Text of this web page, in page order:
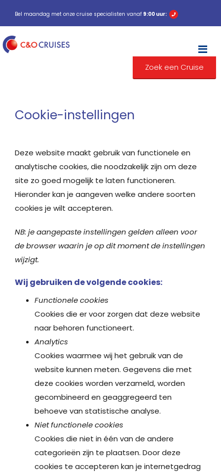
Bel maandag met onze cruise specialisten vanaf 9:00 uur:
Zoek een Cruise
Cookie-instellingen
Deze website maakt gebruik van functionele en
analytische cookies, die noodzakelijk zijn om deze
site zo goed mogelijk te laten functioneren.
Hieronder kan je aangeven welke andere soorten
cookies je wilt accepteren.
NB: je aangepaste instellingen gelden alleen voor
de browser waarin je op dit moment de instellingen
wijzigt.
Wij gebruiken de volgende cookies:
Functionele cookies
Cookies die er voor zorgen dat deze website
naar behoren functioneert.
Analytics
Cookies waarmee wij het gebruik van de
website kunnen meten. Gegevens die met
deze cookies worden verzameld, worden
gecombineerd en geaggregeerd ten
behoeve van statistische analyse.
Niet functionele cookies
Cookies die niet in één van de andere
categorieën zijn te plaatsen. Door deze
cookies te accepteren kan je internetgedrag